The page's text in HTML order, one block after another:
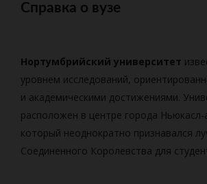
Справка о вузе
Нортумбрийский университет
уровнем исследований,
и академическими достижениями.
расположен в центре города Ньюкасл-
который неоднократно признавался
Соединенного Королевства для